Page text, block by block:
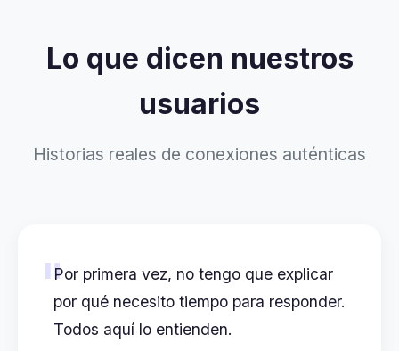
Lo que dicen nuestros
usuarios
Historias reales de conexiones auténticas
"Por primera vez, no tengo que explicar
por qué necesito tiempo para responder.
Todos aquí lo entienden.